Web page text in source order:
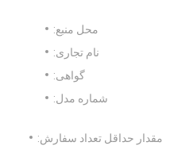
محل منبع:
نام تجاری:
گواهی:
شماره مدل:
مقدار حداقل تعداد سفارش: